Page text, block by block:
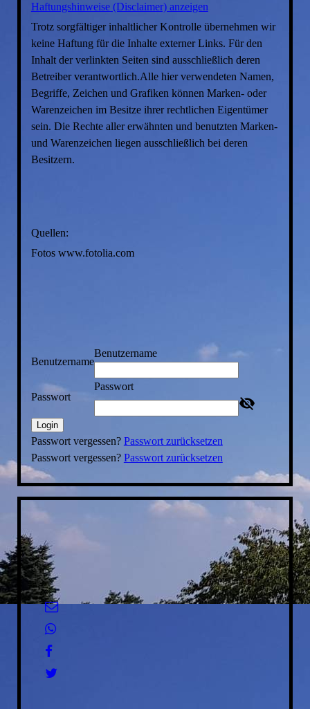
Haftungshinweise (Disclaimer) anzeigen
Trotz sorgfältiger inhaltlicher Kontrolle übernehmen wir
keine Haftung für die Inhalte externer Links. Für den
Inhalt der verlinkten Seiten sind ausschließlich deren
Betreiber verantwortlich.Alle hier verwendeten Namen,
Begriffe, Zeichen und Grafiken können Marken- oder
Warenzeichen im Besitze ihrer rechtlichen Eigentümer
sein. Die Rechte aller erwähnten und benutzten Marken-
und Warenzeichen liegen ausschließlich bei deren
Besitzern.
Quellen:
Fotos www.fotolia.com
Benutzername
Benutzername
Passwort
Passwort
Login
Passwort vergessen? Passwort zurücksetzen
Passwort vergessen? Passwort zurücksetzen